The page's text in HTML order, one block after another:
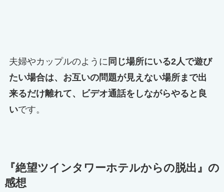
夫婦やカップルのように 同じ場所にいる2人で遊び
たい場合は、お互いの問題が見えない場所まで出
来るだけ離れて、ビデオ通話をしながらやると良
いです。
『絶望ツインタワーホテルからの脱出』の
感想